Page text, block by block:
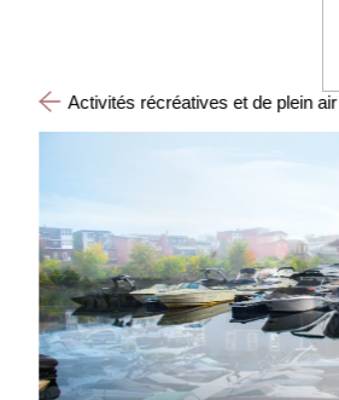
Activités récréatives et de plein air